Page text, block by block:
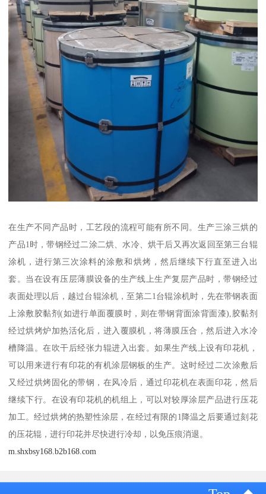
在生产不同产品时，工艺段的流程可能有所不同。生产三涂三烘的
产品1时，带钢经过二涂二烘、水冷、烘干后又再次返回至第三台辊
涂机，进行第三次涂料的涂敷和烘烤，然后继续下行直至进入出
套。当在设有压层薄膜设备的生产线上生产复层产品时，带钢经过
表面处理以后，越过台辊涂机，至第二1台辊涂机时，先在带钢表面
上涂敷胶黏剂(如进行单面覆膜时，则在带钢背面涂背面漆),胶黏剂
经过烘烤炉加热活化后，进入覆膜机，将薄膜压合，然后进入水冷
槽降温。在吹干后经张力辊进入出套。如果生产线上设有印花机，
可以用来进行有印花的有机涂层钢板的生产。这时经过二次涂敷后
又经过烘烤固化的带钢，在风冷后，通过印花机在表面印花，然后
继续下行。在设有印花机的机组上，可以对较厚涂层产品进行压花
加工。经过烘烤的热塑性涂层，在经过有限的1降温之后要通过刻花
的压花辊，进行印花并尽快进行冷却，以免压痕消退。
m.shxbsy168.b2b168.com